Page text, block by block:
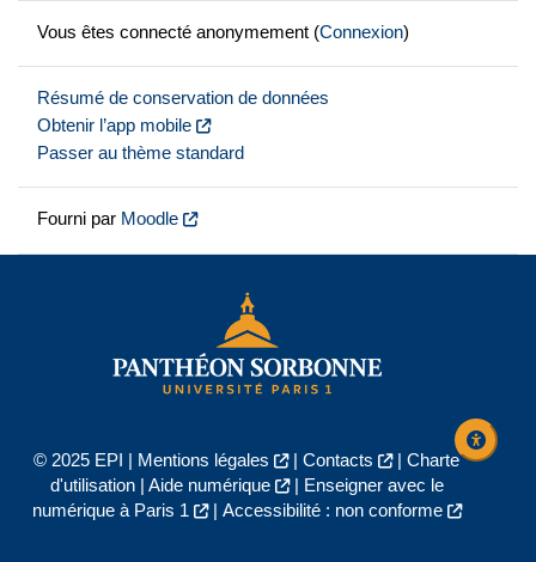
Vous êtes connecté anonymement (Connexion)
Résumé de conservation de données
Obtenir l’app mobile
Passer au thème standard
Fourni par Moodle
© 2025 EPI | Mentions légales | Contacts | Charte
d'utilisation| Aide numérique |
Enseigner avec le
numérique à Paris 1
| Accessibilité : non conforme